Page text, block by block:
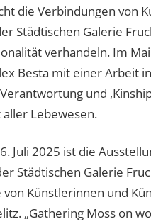
die Verbindungen von
Städtischen Galerie
verhandeln. Im
Besta mit einer Arbeit
und
Lebewesen.
Juli 2025 ist die
Städtischen Galerie
Künstlerinnen und
„Gathering Moss on